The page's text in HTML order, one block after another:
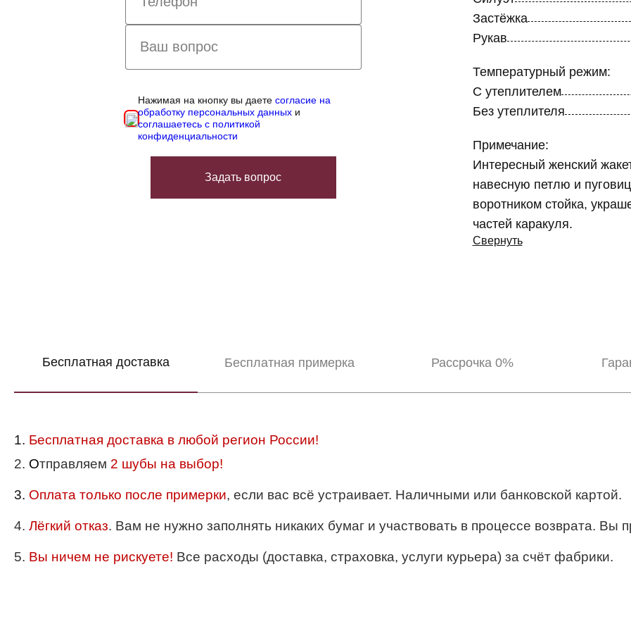
Нажимая на кнопку вы даетесогласие на
обработку персональных данных и
соглашаетесь с политикой
конфиденциальности
Задать вопрос
Застёжка
Рукав
Температурный режим:
С утеплителем
Без утеплителя
Примечание:
Интересный женский
навесную петлю и
воротником стойка,
частей каракуля.
Свернуть
Бесплатная доставка Бесплатная примерка Рассрочка 0%
1. Бесплатная доставка в любой регион России!
2. Отправляем 2 шубы на выбор!
3. Оплата только после примерки, если вас всё устраивает. Наличными или банковской картой.
4. Лёгкий отказ. Вам не нужно заполнять никаких бумаг и участвовать в процессе возврата. Вы
5. Вы ничем не рискуете! Все расходы (доставка, страховка, услуги курьера) за счёт фабрики.